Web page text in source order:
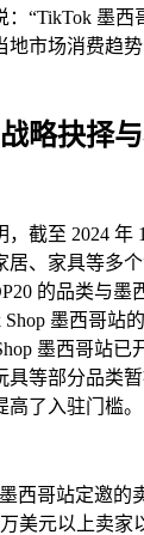
：“TikTok 墨西
地市场消费趋
略抉择
截至 2024 年
居、家具等多
的品类与墨
Shop 墨西哥站
墨西哥站已
具等部分品类
了入驻门槛。
西哥站定邀的
美元以上卖家